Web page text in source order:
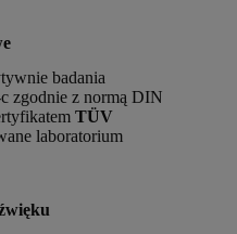
badania
zgodnie z normą DIN
TÜV
laboratorium